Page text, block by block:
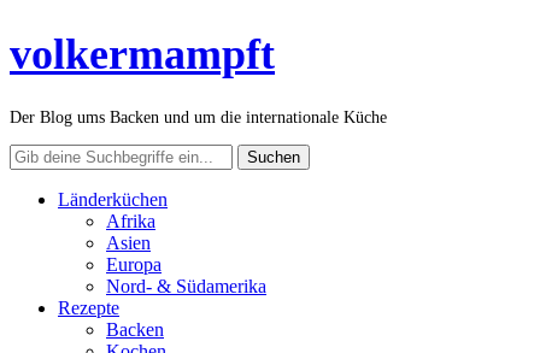
volkermampft
Der Blog ums Backen und um die internationale Küche
Länderküchen
Afrika
Asien
Europa
Nord- & Südamerika
Rezepte
Backen